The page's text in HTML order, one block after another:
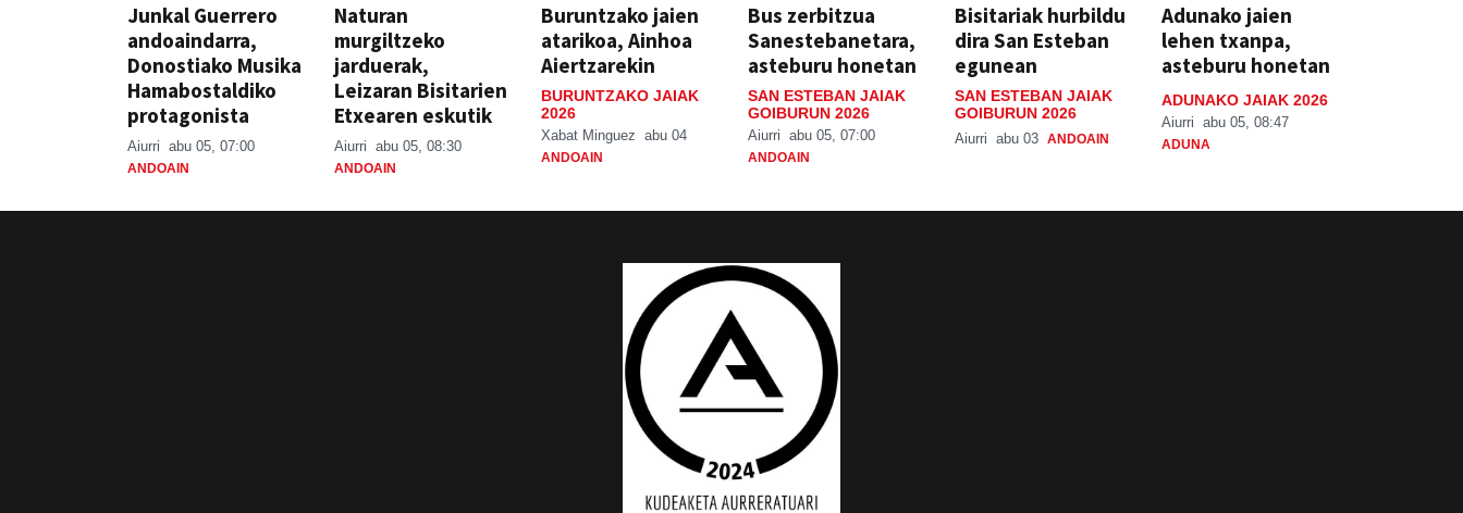
Junkal Guerrero
andoaindarra,
Donostiako Musika
Hamabostaldiko
protagonista
Aiurri abu 05, 07:00
ANDOAIN
Naturan
murgiltzeko
jarduerak,
Leizaran Bisitarien
Etxearen eskutik
Aiurri abu 05, 08:30
ANDOAIN
Buruntzako jaien
atarikoa, Ainhoa
Aiertzarekin
BURUNTZAKO JAIAK
2026
Xabat Minguez abu 04
ANDOAIN
Bus zerbitzua
Sanestebanetara,
asteburu honetan
SAN ESTEBAN JAIAK
GOIBURUN 2026
Aiurri abu 05, 07:00
ANDOAIN
Bisitariak hurbildu
dira San Esteban
egunean
SAN ESTEBAN JAIAK
GOIBURUN 2026
Aiurri abu 03 ANDOAIN
Adunako jaien
lehen txanpa,
asteburu honetan
ADUNAKO JAIAK 2026
Aiurri abu 05, 08:47
ADUNA